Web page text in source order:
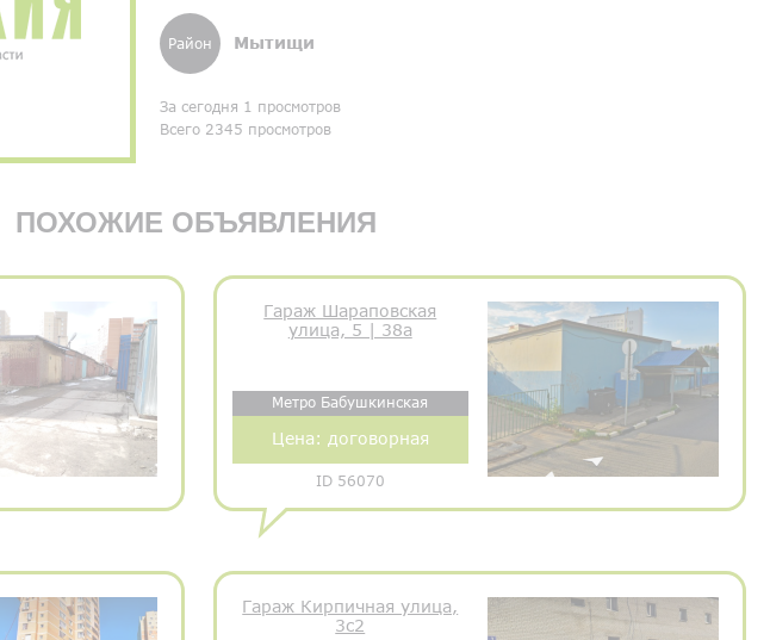
Район Мытищи
За сегодня 1 просмотров
Всего 2345 просмотров
ПОХОЖИЕ ОБЪЯВЛЕНИЯ
Гараж Шараповская
улица, 5 | 38а
Метро Бабушкинская
Цена: договорная
ID 56070
Гараж Кирпичная улица,
3с2